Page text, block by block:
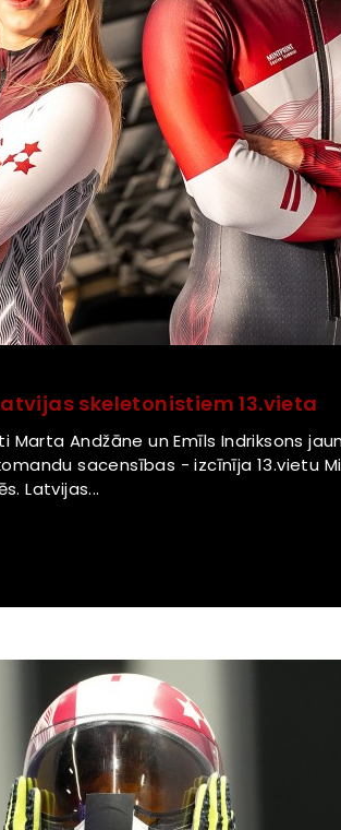
skeletonistiem 13.vieta
Marta Andžāne un Emīls Indriksons
sacensības - izcīnīja 13.vietu
Latvijas...